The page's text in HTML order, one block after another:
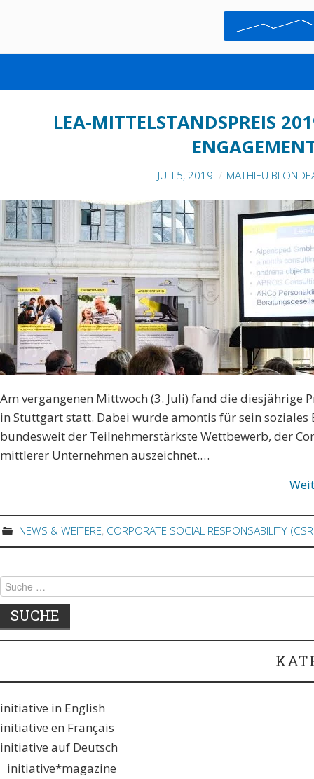
LEA-MITTELSTANDSPREIS
JULI 5, 2019 MATHIEU
Am vergangenen Mittwoch (3. Juli) fand die diesjährige
in Stuttgart statt. Dabei wurde amontis für sein
bundesweit der Teilnehmerstärkste Wettbewerb, der
mittlerer Unternehmen auszeichnet.…
NEWS & WEITERE, CORPORATE SOCIAL RESPONSABILITY
Suche nach:
initiative in English
initiative en Français
initiative auf Deutsch
initiative*magazine